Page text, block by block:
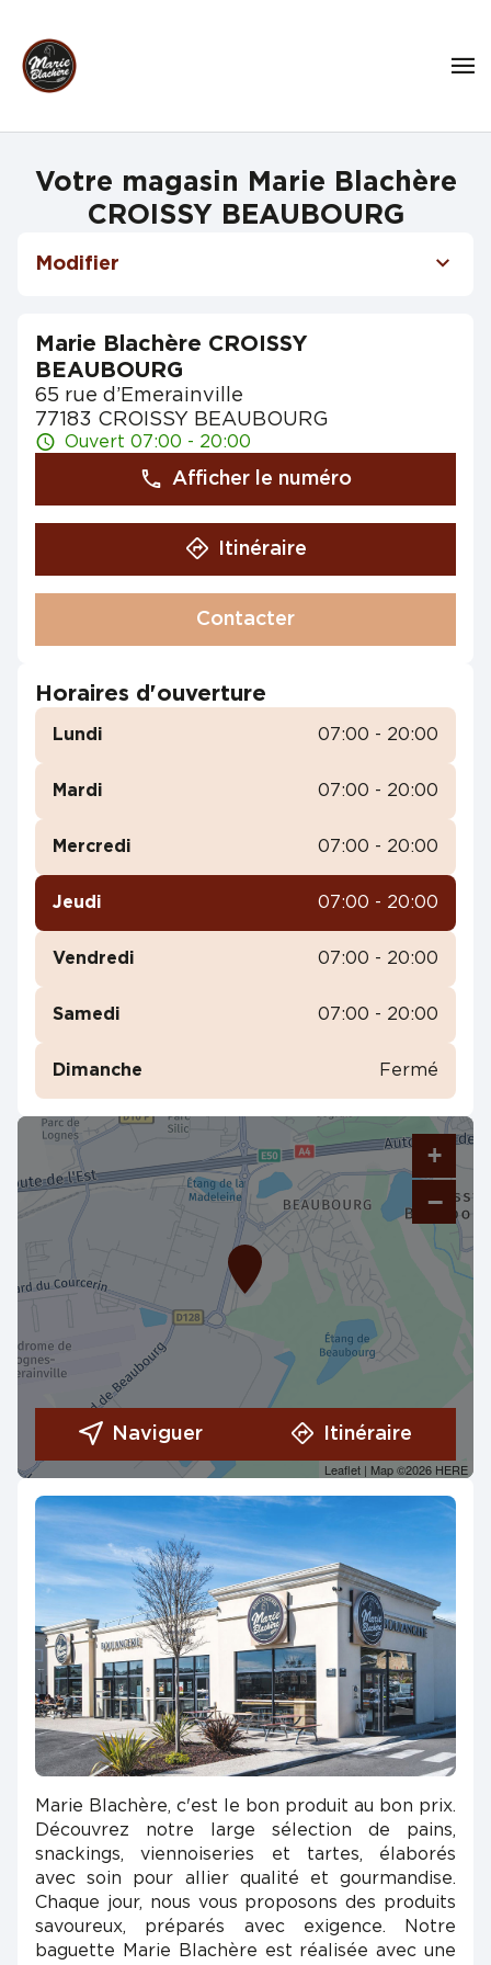
Votre magasin Marie Blachère
CROISSY BEAUBOURG
Modifier
Marie Blachère CROISSY
BEAUBOURG
65 rue d’Emerainville
77183 CROISSY BEAUBOURG
Ouvert 07:00 - 20:00
Afficher le numéro
Itinéraire
Contacter
Horaires d'ouverture
Lundi 07:00 - 20:00
Mardi 07:00 - 20:00
Mercredi 07:00 - 20:00
Jeudi 07:00 - 20:00
Vendredi 07:00 - 20:00
Samedi 07:00 - 20:00
Dimanche Fermé
+
−
Leaflet | Map ©2026 HERE
Naviguer Itinéraire
Marie Blachère, c'est le bon produit au bon prix.
Découvrez notre large sélection de pains,
snackings, viennoiseries et tartes, élaborés
avec soin pour allier qualité et gourmandise.
Chaque jour, nous vous proposons des produits
savoureux, préparés avec exigence. Notre
baguette Marie Blachère est réalisée avec une